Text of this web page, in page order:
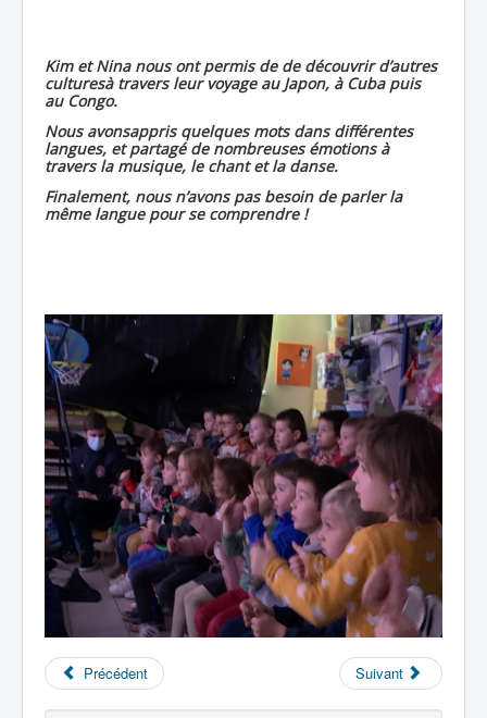
Kim et Nina nous ont permis de de découvrir d’autres
culturesà travers leur voyage au Japon, à Cuba puis
au Congo.
Nous avonsappris quelques mots dans différentes
langues, et partagé de nombreuses émotions à
travers la musique, le chant et la danse.
Finalement, nous n’avons pas besoin de parler la
même langue pour se comprendre !
Précédent Suivant